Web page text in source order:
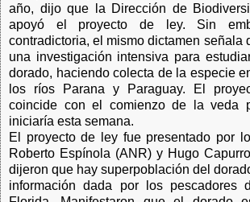
año, dijo que la Dirección de
apoyó el proyecto de ley. Sin
contradictoria, el mismo dictamen señala
una investigación intensiva para
dorado, haciendo colecta de la especie
los ríos Parana y Paraguay. El
coincide con el comienzo de la veda
iniciaría esta semana.
El proyecto de ley fue presentado por
Roberto Espínola (ANR) y Hugo
dijeron que hay superpoblación del
información dada por los pescadores